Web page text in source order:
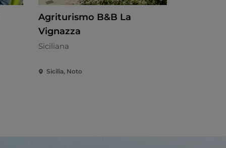
Agriturismo B&B La
Vignazza
Siciliana
Sicilia, Noto